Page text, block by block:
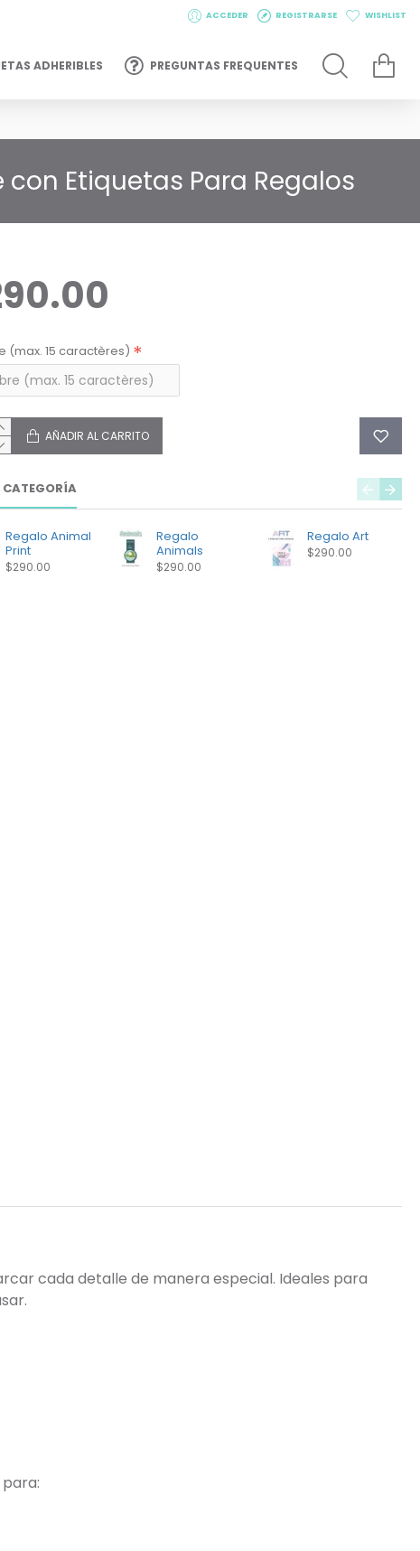
ACCEDER REGISTRARSE WISHLIST
ADHERIBLES PREGUNTAS FREQUENTES
Etiquetas Para Regalos
(max. 15 caractères)
AÑADIR AL CARRITO
Regalo Animal
Print
$290.00
Regalo
Animals
$290.00
Regalo Art
$290.00
cada detalle de manera especial. Ideales para